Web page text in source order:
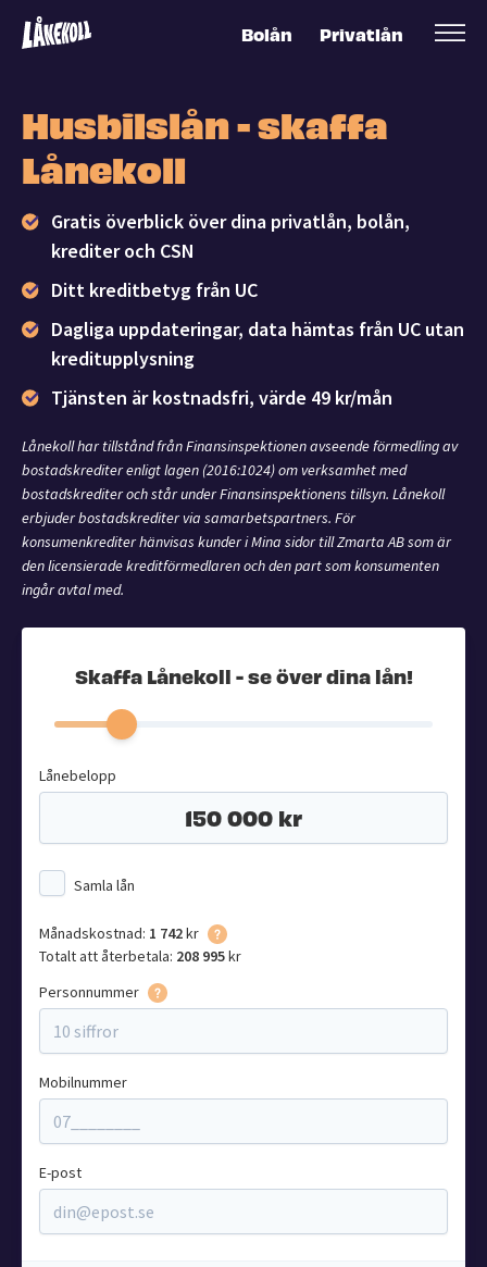
Bolån Privatlån
Husbilslån - skaffa
Lånekoll
Gratis överblick över dina privatlån, bolån,
krediter och CSN
Ditt kreditbetyg från UC
Dagliga uppdateringar, data hämtas från UC utan
kreditupplysning
Tjänsten är kostnadsfri, värde 49 kr/mån
Lånekoll har tillstånd från Finansinspektionen avseende förmedling av
bostadskrediter enligt lagen (2016:1024) om verksamhet med
bostadskrediter och står under Finansinspektionens tillsyn. Lånekoll
erbjuder bostadskrediter via samarbetspartners. För
konsumenkrediter hänvisas kunder i Mina sidor till Zmarta AB som är
den licensierade kreditförmedlaren och den part som konsumenten
ingår avtal med.
Skaffa Lånekoll - se över dina lån!
Lånebelopp
Samla lån
Månadskostnad: 1 742kr
Totalt att återbetala: 208 995kr
Personnummer
Mobilnummer
E-post